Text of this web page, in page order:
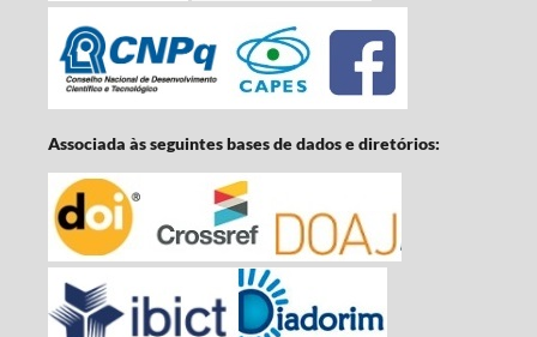
Associada às seguintes bases de dados e diretórios: